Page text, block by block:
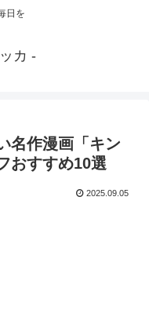
日を
カ -
名作漫画「キン
おすすめ10選
2025.09.05